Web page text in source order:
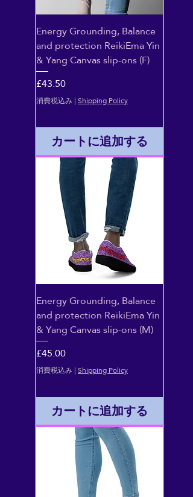
Energy Grounding, Balance
and protection ReikiEma Yin
& Yang Canvas slip-ons (F)
価格
£43.50
消費税込み|Shipping Policy
カートに追加する
Energy Grounding, Balance
and protection ReikiEma Yin
& Yang Canvas slip-ons (M)
価格
£45.00
消費税込み|Shipping Policy
カートに追加する